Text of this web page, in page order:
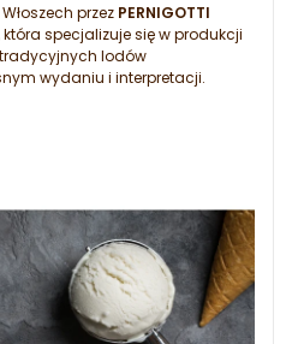
przez PERNIGOTTI
specjalizuje się w produkcji
lodów
wydaniu i interpretacji.